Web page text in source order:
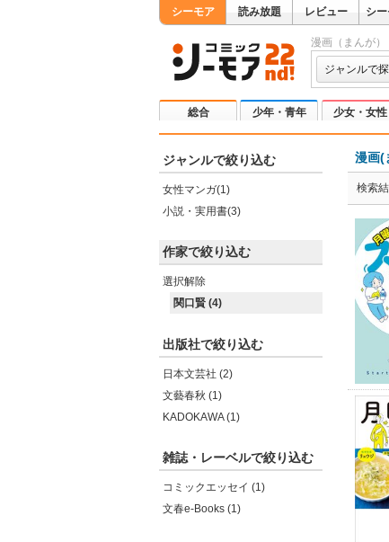
シーモア 読み放題 レビュー シ
漫画（まんが）
ジャンルで
総合 少年・青年 少女・女性
ジャンルで絞り込む
女性マンガ(1)
小説・実用書(3)
作家で絞り込む
選択解除
関口賢 (4)
出版社で絞り込む
日本文芸社 (2)
文藝春秋 (1)
KADOKAWA (1)
雑誌・レーベルで絞り込む
コミックエッセイ (1)
文春e-Books (1)
漫画(
検索